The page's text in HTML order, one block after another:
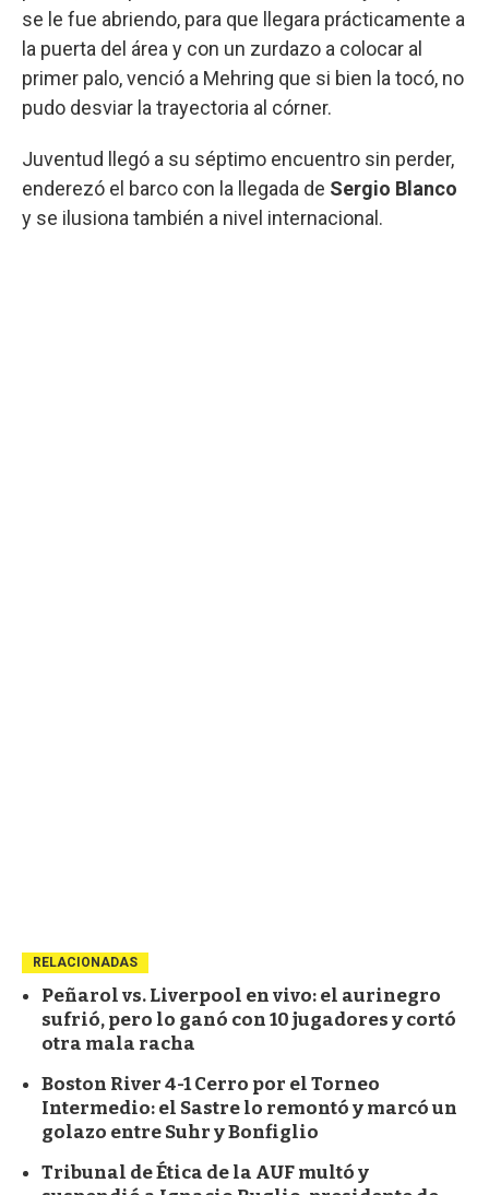
se le fue abriendo, para que llegara prácticamente a
la puerta del área y con un zurdazo a colocar al
primer palo, venció a Mehring que si bien la tocó, no
pudo desviar la trayectoria al córner.
Juventud llegó a su séptimo encuentro sin perder,
enderezó el barco con la llegada de Sergio Blanco
y se ilusiona también a nivel internacional.
RELACIONADAS
Peñarol vs. Liverpool en vivo: el aurinegro
sufrió, pero lo ganó con 10 jugadores y cortó
otra mala racha
Boston River 4-1 Cerro por el Torneo
Intermedio: el Sastre lo remontó y marcó un
golazo entre Suhr y Bonfiglio
Tribunal de Ética de la AUF multó y